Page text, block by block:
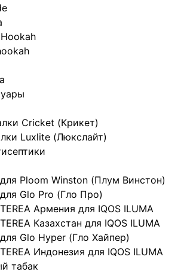
Cricket (Крикет)
Luxlite (Люкслайт)
Ploom Winston (Плум Винстон)
Glo Pro (Гло Про)
Армения для IQOS ILUMA
Казахстан для IQOS ILUMA
Glo Hyper (Гло Хайпер)
Индонезия для IQOS ILUMA
табак